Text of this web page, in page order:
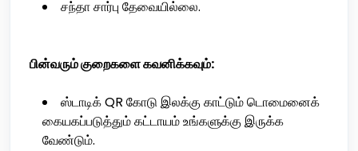
சந்தா சார்பு தேவையில்லை.
பின்வரும் குறைகளை கவனிக்கவும்:
ஸ்டாடிக் QR கோடு இலக்கு காட்டும் டொமைனைக்
கையகப்படுத்தும் கட்டாயம் உங்களுக்கு இருக்க
வேண்டும்.